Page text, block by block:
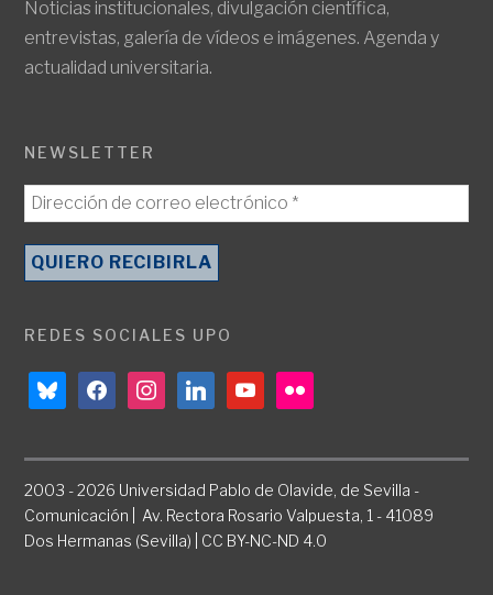
Noticias institucionales, divulgación científica,
entrevistas, galería de vídeos e imágenes. Agenda y
actualidad universitaria.
NEWSLETTER
REDES SOCIALES UPO
blueskyfacebookinstagramlinkedinyoutubeflickr
2003 - 2026 Universidad Pablo de Olavide, de Sevilla -
Comunicación | Av. Rectora Rosario Valpuesta, 1 - 41089
Dos Hermanas (Sevilla) | CC BY-NC-ND 4.0